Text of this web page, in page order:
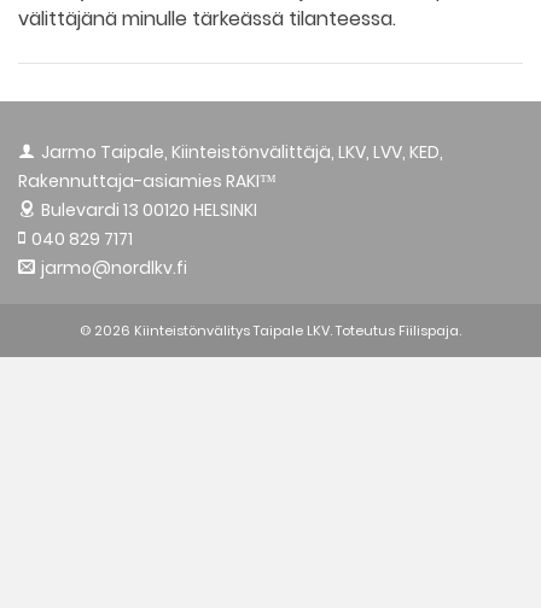
välittäjänä minulle tärkeässä tilanteessa.
Jarmo Taipale, Kiinteistönvälittäjä, LKV, LVV, KED,
Rakennuttaja-asiamies RAKI™
Bulevardi 13 00120 HELSINKI
040 829 7171
jarmo@nordlkv.fi
© 2026 Kiinteistönvälitys Taipale LKV. Toteutus Fiilispaja.